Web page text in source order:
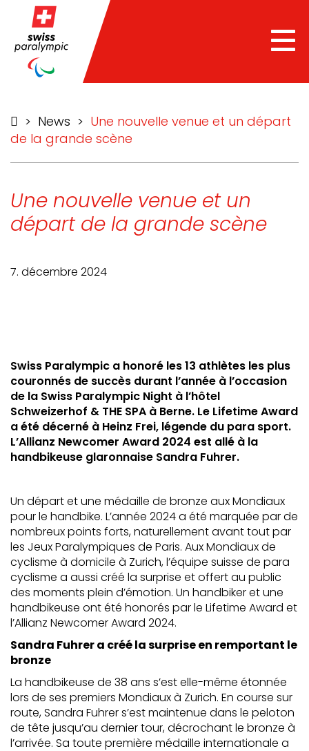
> News >
Une nouvelle venue et un départ
de la grande scène
Une nouvelle venue et un
départ de la grande scène
7. décembre 2024
Swiss Paralympic a honoré les 13 athlètes les plus
couronnés de succès durant l’année à l’occasion
de la Swiss Paralympic Night à l’hôtel
Schweizerhof & THE SPA à Berne. Le Lifetime Award
a été décerné à Heinz Frei, légende du para sport.
L’Allianz Newcomer Award 2024 est allé à la
handbikeuse glaronnaise Sandra Fuhrer.
Un départ et une médaille de bronze aux Mondiaux
pour le handbike. L’année 2024 a été marquée par de
nombreux points forts, naturellement avant tout par
les Jeux Paralympiques de Paris. Aux Mondiaux de
cyclisme à domicile à Zurich, l’équipe suisse de para
cyclisme a aussi créé la surprise et offert au public
des moments plein d’émotion. Un handbiker et une
handbikeuse ont été honorés par le Lifetime Award et
l’Allianz Newcomer Award 2024.
Sandra Fuhrer a créé la surprise en remportant le
bronze
La handbikeuse de 38 ans s’est elle-même étonnée
lors de ses premiers Mondiaux à Zurich. En course sur
route, Sandra Fuhrer s’est maintenue dans le peloton
de tête jusqu’au dernier tour, décrochant le bronze à
l’arrivée. Sa toute première médaille internationale a